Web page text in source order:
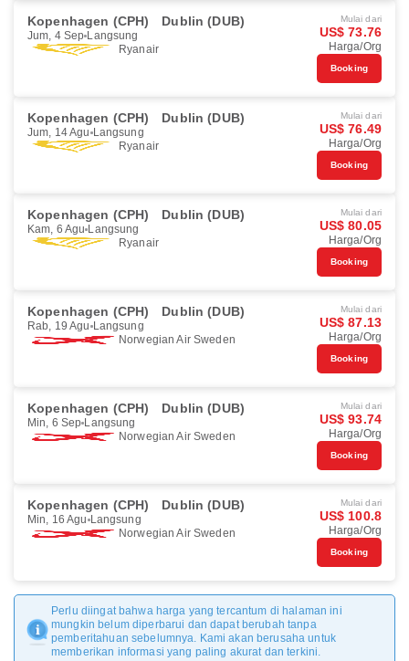
Kopenhagen (CPH) Dublin (DUB)
Jum, 4 Sep Langsung
Ryanair
Mulai dari
US$ 73.76
Harga/Org
Booking
Kopenhagen (CPH) Dublin (DUB)
Jum, 14 Agu Langsung
Ryanair
Mulai dari
US$ 76.49
Harga/Org
Booking
Kopenhagen (CPH) Dublin (DUB)
Kam, 6 Agu Langsung
Ryanair
Mulai dari
US$ 80.05
Harga/Org
Booking
Kopenhagen (CPH) Dublin (DUB)
Rab, 19 Agu Langsung
Norwegian Air Sweden
Mulai dari
US$ 87.13
Harga/Org
Booking
Kopenhagen (CPH) Dublin (DUB)
Min, 6 Sep Langsung
Norwegian Air Sweden
Mulai dari
US$ 93.74
Harga/Org
Booking
Kopenhagen (CPH) Dublin (DUB)
Min, 16 Agu Langsung
Norwegian Air Sweden
Mulai dari
US$ 100.8
Harga/Org
Booking
Perlu diingat bahwa harga yang tercantum di halaman ini
mungkin belum diperbarui dan dapat berubah tanpa
pemberitahuan sebelumnya. Kami akan berusaha untuk
memberikan informasi yang paling akurat dan terkini.